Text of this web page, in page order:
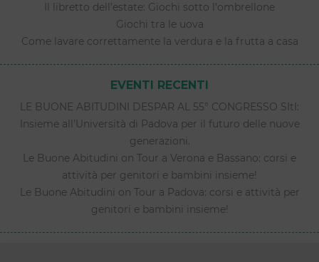
Il libretto dell’estate: Giochi sotto l’ombrellone
Giochi tra le uova
Come lavare correttamente la verdura e la frutta a casa
EVENTI RECENTI
LE BUONE ABITUDINI DESPAR AL 55° CONGRESSO SItI:
Insieme all’Università di Padova per il futuro delle nuove
generazioni.
Le Buone Abitudini on Tour a Verona e Bassano: corsi e
attività per genitori e bambini insieme!
Le Buone Abitudini on Tour a Padova: corsi e attività per
genitori e bambini insieme!